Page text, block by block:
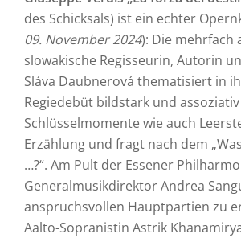
des Schicksals) ist ein echter
09. November 2024): Die mehrfach
slowakische Regisseurin, Autorin
Sláva Daubnerová thematisiert in
Regiedebüt bildstark und
Schlüsselmomente wie auch
Erzählung und fragt nach dem
…?“. Am Pult der Essener
Generalmusikdirektor Andrea
anspruchsvollen Hauptpartien zu
Aalto-Sopranistin Astrik